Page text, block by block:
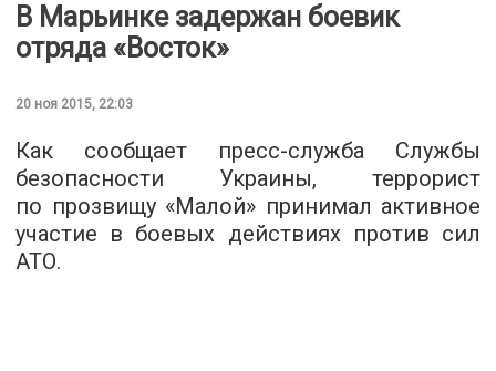
В Марьинке задержан боевик
отряда «Восток»
20 ноя 2015, 22:03
Как сообщает пресс-служба Службы
безопасности Украины, террорист
по прозвищу «Малой» принимал активное
участие в боевых действиях против сил
АТО.